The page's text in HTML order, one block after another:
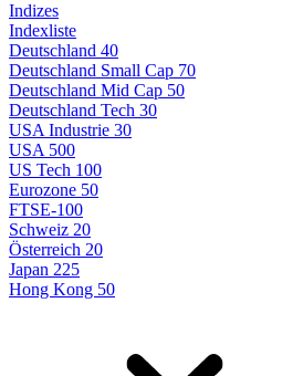
Indizes
Indexliste
Deutschland 40
Deutschland Small Cap 70
Deutschland Mid Cap 50
Deutschland Tech 30
USA Industrie 30
USA 500
US Tech 100
Eurozone 50
FTSE-100
Schweiz 20
Österreich 20
Japan 225
Hong Kong 50